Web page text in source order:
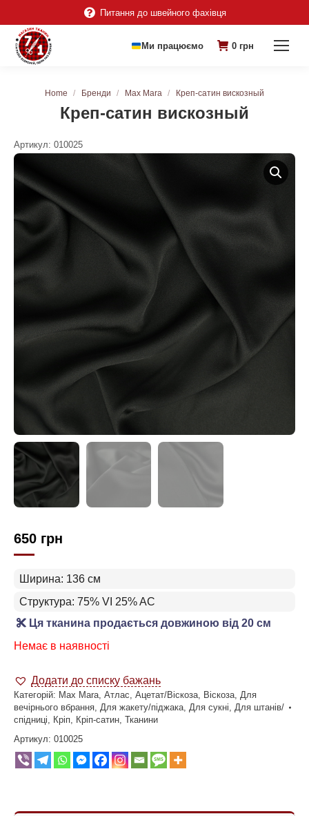
Питання до швейного фахівця
Ми працюємо 0 грн
Креп-сатин вискозный
You are here:
Home Бренди Max Mara Креп-сатин вискозный
Артикул: 010025
650 грн
Ширина: 136 см
Структура: 75% VI 25% AC
Ця тканина продається довжиною від 20 см
Немає в наявності
Додати до списку бажань
Категорій: Max Mara Атлас Ацетат/Віскоза Віскоза Для
вечірнього вбрання Для жакету/піджака Для сукні
Для штанів/
спідниці
Кріп Кріп-сатин Тканини
Артикул: 010025